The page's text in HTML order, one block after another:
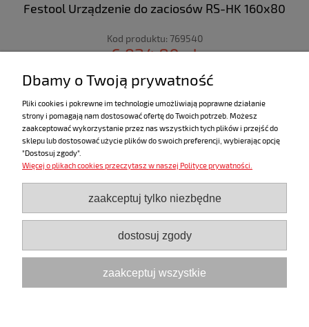
Festool Urządzenie do zaciosów RS-HK 160x80
Kod produktu: 769540
6 924,80 zł
powiadom o dostępności
POMOC
MOJE KONTO
INFORMACJE
Dbamy o Twoją prywatność
Pliki cookies i pokrewne im technologie umożliwiają poprawne działanie
strony i pomagają nam dostosować ofertę do Twoich potrzeb. Możesz
zaakceptować wykorzystanie przez nas wszystkich tych plików i przejść do
sklepu lub dostosować użycie plików do swoich preferencji, wybierając opcję
"Dostosuj zgody".
Więcej o plikach cookies przeczytasz w naszej Polityce prywatności.
zaakceptuj tylko niezbędne
dostosuj zgody
zaakceptuj wszystkie